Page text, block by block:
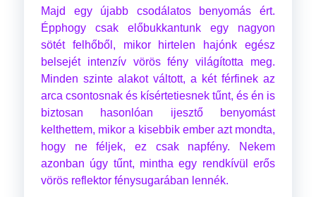
Majd egy újabb csodálatos benyomás ért.
Épphogy csak előbukkantunk egy nagyon
sötét felhőből, mikor hirtelen hajónk egész
belsejét intenzív vörös fény világította meg.
Minden szinte alakot váltott, a két férfinek az
arca csontosnak és kísértetiesnek tűnt, és én is
biztosan hasonlóan ijesztő benyomást
kelthettem, mikor a kisebbik ember azt mondta,
hogy ne féljek, ez csak napfény. Nekem
azonban úgy tűnt, mintha egy rendkívül erős
vörös reflektor fénysugarában lennék.